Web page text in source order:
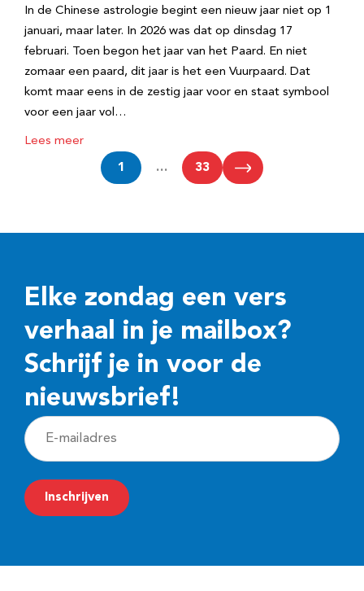
In de Chinese astrologie begint een nieuw jaar niet op 1
januari, maar later. In 2026 was dat op dinsdag 17
februari. Toen begon het jaar van het Paard. En niet
zomaar een paard, dit jaar is het een Vuurpaard. Dat
komt maar eens in de zestig jaar voor en staat symbool
voor een jaar vol…
Lees meer
1 … 33
Elke zondag een vers
verhaal in je mailbox?
Schrijf je in voor de
nieuwsbrief!
E
-
m
a
Inschrijven